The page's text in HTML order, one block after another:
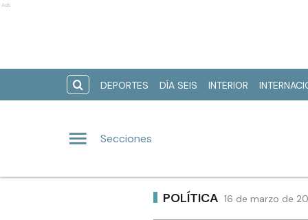
Ads
DEPORTES DÍA SEIS INTERIOR
Secciones
POLÍTICA 16 de marzo de